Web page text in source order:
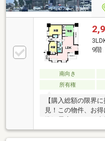
9階
南向き
所有権
【購入総額の限界
見！この物件、お
す。地震保険料の
ちの不安なし。「